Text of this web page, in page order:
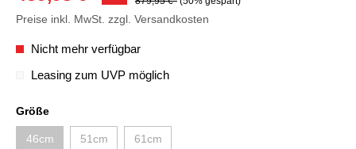
Preise inkl. MwSt. zzgl. Versandkosten
Nicht mehr verfügbar
Leasing zum UVP möglich
Größe
46cm 51cm 61cm